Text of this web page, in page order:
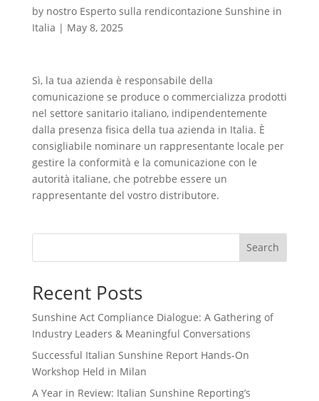
by nostro Esperto sulla rendicontazione Sunshine in
Italia | May 8, 2025
Sì, la tua azienda è responsabile della
comunicazione se produce o commercializza prodotti
nel settore sanitario italiano, indipendentemente
dalla presenza fisica della tua azienda in Italia. È
consigliabile nominare un rappresentante locale per
gestire la conformità e la comunicazione con le
autorità italiane, che potrebbe essere un
rappresentante del vostro distributore.
Search
Recent Posts
Sunshine Act Compliance Dialogue: A Gathering of
Industry Leaders & Meaningful Conversations
Successful Italian Sunshine Report Hands-On
Workshop Held in Milan
A Year in Review: Italian Sunshine Reporting’s